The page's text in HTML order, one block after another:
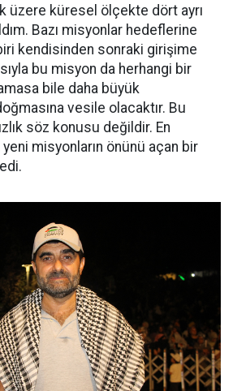
üzere küresel ölçekte dört ayrı
Bazı misyonlar hedeflerine
kendisinden sonraki girişime
bu misyon da herhangi bir
bile daha büyük
vesile olacaktır. Bu
söz konusu değildir. En
yeni misyonların önünü açan bir